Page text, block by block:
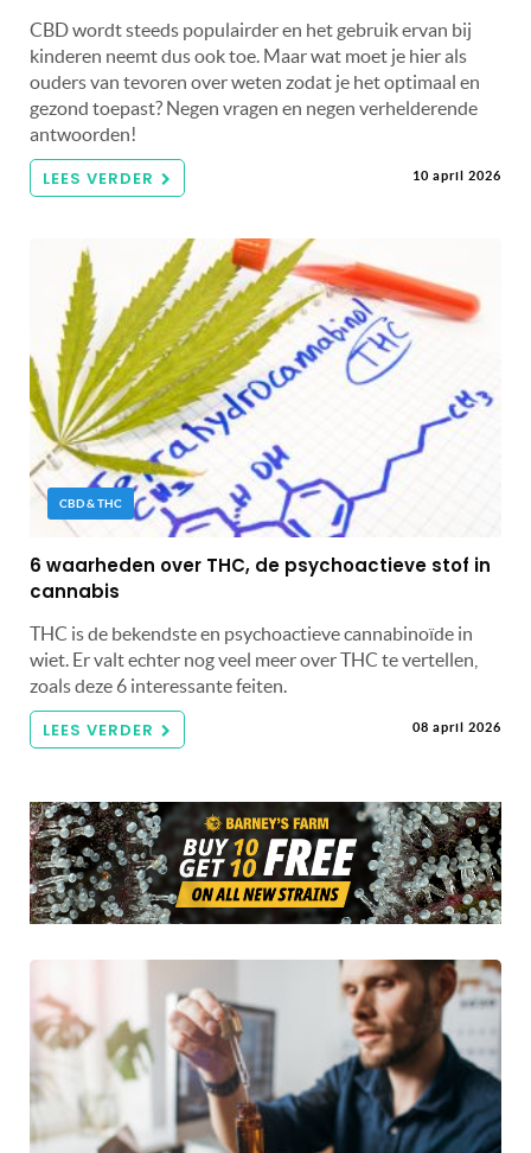
CBD wordt steeds populairder en het gebruik ervan bij
kinderen neemt dus ook toe. Maar wat moet je hier als
ouders van tevoren over weten zodat je het optimaal en
gezond toepast? Negen vragen en negen verhelderende
antwoorden!
LEES VERDER 10 april 2026
CBD & THC
6 waarheden over THC, de psychoactieve stof in
cannabis
THC is de bekendste en psychoactieve cannabinoïde in
wiet. Er valt echter nog veel meer over THC te vertellen,
zoals deze 6 interessante feiten.
LEES VERDER 08 april 2026